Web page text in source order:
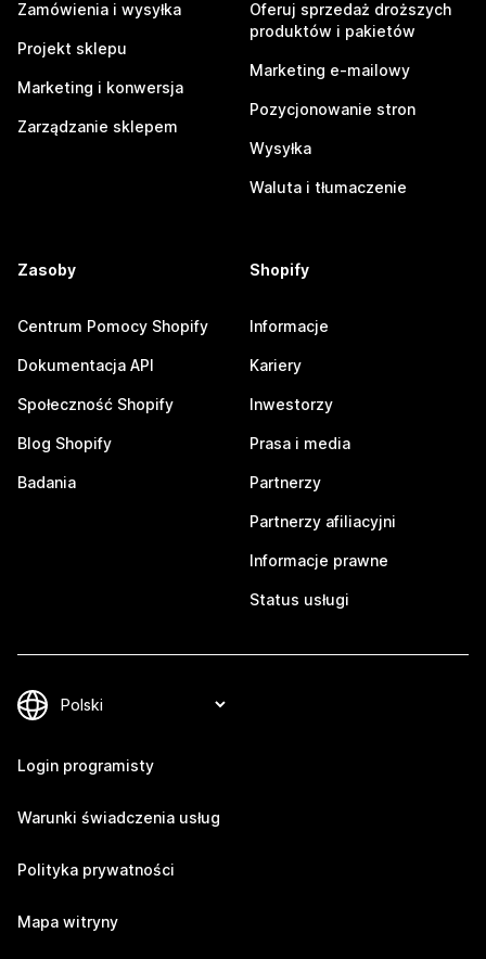
Zamówienia i wysyłka
Projekt sklepu
Marketing i konwersja
Zarządzanie sklepem
Oferuj sprzedaż droższych
produktów i pakietów
Marketing e-mailowy
Pozycjonowanie stron
Wysyłka
Waluta i tłumaczenie
Zasoby
Centrum Pomocy Shopify
Dokumentacja API
Społeczność Shopify
Blog Shopify
Badania
Shopify
Informacje
Kariery
Inwestorzy
Prasa i media
Partnerzy
Partnerzy afiliacyjni
Informacje prawne
Status usługi
Login programisty
Warunki świadczenia usług
Polityka prywatności
Mapa witryny